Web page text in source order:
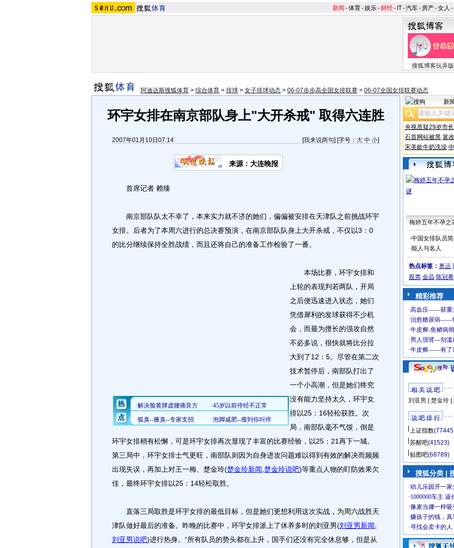
新闻 -体育-娱乐- 财经- IT-汽车- 房产-女人 -
搜狐博客玩弄版
阿迪达斯搜狐体育 > 综合体育 > 排球 > 女子排球动态 > 06-07步步高全国女排联赛 > 06-07全国女排联赛动态
环宇女排在南京部队身上"大开杀戒" 取得六连胜
2007年01月10日07:14 [我来说两句] [字号： 大 中 小]
来源：大连晚报
首席记者 赖臻
南京部队队太不幸了，本来实力就不济的她们，偏偏被安排在天津队之前挑战环宇
女排。后者为了本周六进行的总决赛预演，在南京部队队身上大开杀戒，不仅以3：0
的比分继续保持全胜战绩，而且还将自己的准备工作检验了一番。
本场比赛，环宇女排和
上轮的表现判若两队，开局
之后便迅速进入状态，她们
凭借犀利的发球获得不少机
会，而最为擅长的强攻自然
不必多说，很快就将比分拉
大到了12：5。尽管在第二次
技术暂停后，南部队打出了
一个小高潮，但是她们终究
没有能力坚持太久，环宇女
排以25：16轻松获胜。次
局，南部队毫不气馁，倒是
环宇女排稍有松懈，可是环宇女排再次显现了丰富的比赛经验，以25：21再下一城。
第三局中，环宇女排士气更旺，南部队则因为自身进攻问题难以得到有效的解决而频频
出现失误，再加上对王一梅、楚金玲(楚金玲新闻 楚金玲说吧)等重点人物的盯防效果欠
佳，最终环宇女排以25：14轻松取胜。
直落三局取胜是环宇女排的最低目标，但是她们更想利用这次实战，为周六战胜天
津队做好最后的准备。昨晚的比赛中，环宇女排派上了休养多时的刘亚男(刘亚男新闻
刘亚男说吧)进行热身。“所有队员的势头都在上升，国手们还没有完全休息够，但是从
新
央视质疑29岁市长
石首网站被黑 篡
宋美龄牛奶洗澡
梅婷五年不孕之
·中国女排队员
·能人与名人
热点标签： 奥运
股票 金晶 陈冠希
精彩推荐
相 关 说 吧
刘亚男
楚金玲|
说 吧 排 行
上证指数
苏醒吧(41523)
贴图吧(68789)
搜狐分类 |